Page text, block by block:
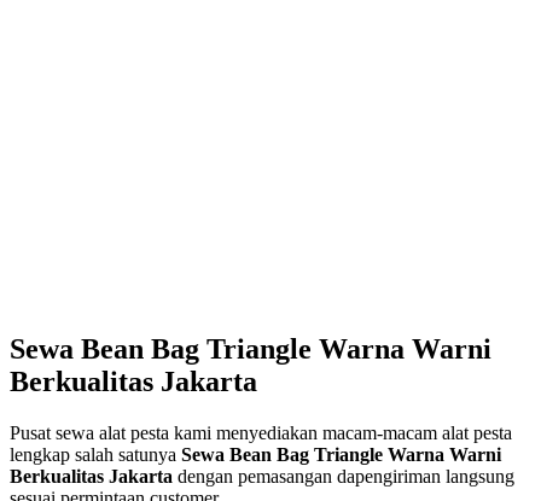
Sewa Bean Bag Triangle Warna Warni
Berkualitas Jakarta
Pusat sewa alat pesta kami menyediakan macam-macam alat pesta
lengkap salah satunya Sewa Bean Bag Triangle Warna Warni
Berkualitas Jakarta dengan pemasangan dapengiriman langsung